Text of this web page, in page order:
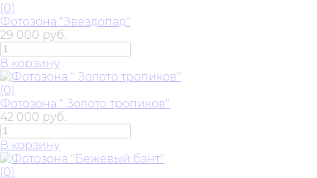
(0)
Фотозона "Звездопад"
29 000 руб.
В корзину
(0)
Фотозона " Золото тропиков"
42 000 руб.
В корзину
(0)